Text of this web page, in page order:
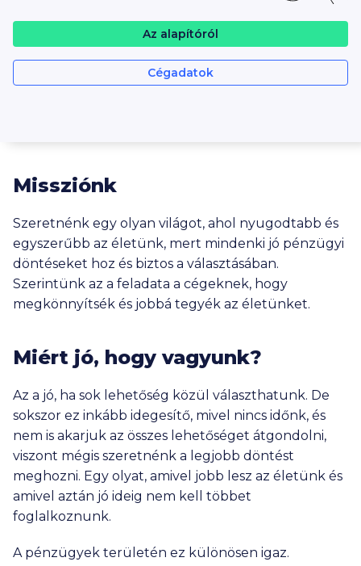
Az alapítóról
Cégadatok
Missziónk
Szeretnénk egy olyan világot, ahol nyugodtabb és
egyszerűbb az életünk, mert mindenki jó pénzügyi
döntéseket hoz és biztos a választásában.
Szerintünk az a feladata a cégeknek, hogy
megkönnyítsék és jobbá tegyék az életünket.
Miért jó, hogy vagyunk?
Az a jó, ha sok lehetőség közül választhatunk. De
sokszor ez inkább idegesítő, mivel nincs időnk, és
nem is akarjuk az összes lehetőséget átgondolni,
viszont mégis szeretnénk a legjobb döntést
meghozni. Egy olyat, amivel jobb lesz az életünk és
amivel aztán jó ideig nem kell többet
foglalkoznunk.
A pénzügyek területén ez különösen igaz.